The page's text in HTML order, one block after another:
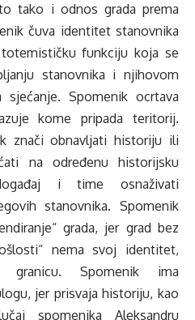
tako i odnos grada prema
čuva identitet stanovnika
funkciju koja se
stanovnika i njihovom
sjećanje. Spomenik ocrtava
kome pripada teritorij.
znači obnavljati historiju ili
na određenu historijsku
i time osnaživati
stanovnika. Spomenik
grada, jer grad bez
nema svoj identitet,
Spomenik ima
jer prisvaja historiju, kao
spomenika Aleksandru